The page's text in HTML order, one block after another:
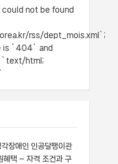
could not be found
rss/dept_mois.xml`;
is `404` and
`text/html;
장애인 인공달팽이관
혜택 – 자격 조건과 구